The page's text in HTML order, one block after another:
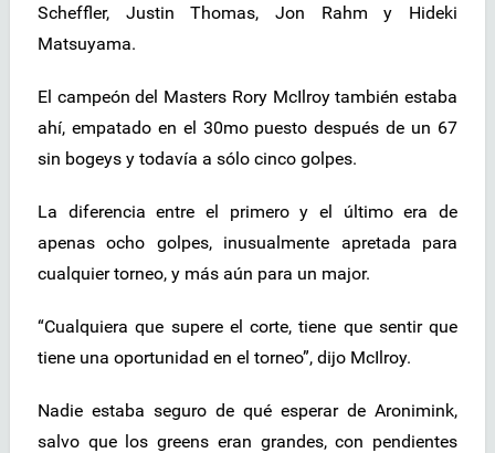
Scheffler, Justin Thomas, Jon Rahm y Hideki
Matsuyama.
El campeón del Masters Rory McIlroy también estaba
ahí, empatado en el 30mo puesto después de un 67
sin bogeys y todavía a sólo cinco golpes.
La diferencia entre el primero y el último era de
apenas ocho golpes, inusualmente apretada para
cualquier torneo, y más aún para un major.
“Cualquiera que supere el corte, tiene que sentir que
tiene una oportunidad en el torneo”, dijo McIlroy.
Nadie estaba seguro de qué esperar de Aronimink,
salvo que los greens eran grandes, con pendientes